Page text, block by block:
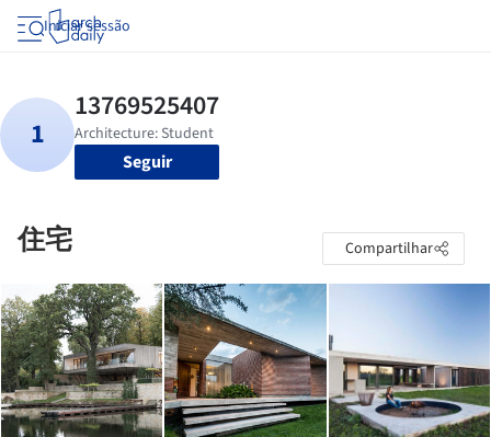
Iniciar sessão
Seguir
住宅 Compartilhar